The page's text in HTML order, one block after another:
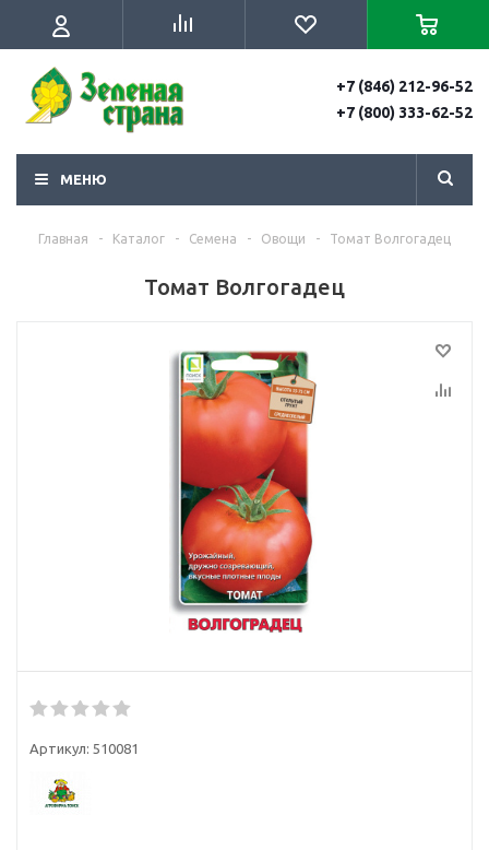
+7 (846) 212-96-52
+7 (800) 333-62-52
МЕНЮ
Главная - Каталог - Семена - Овощи - Томат Волгогадец
Томат Волгогадец
Артикул: 510081